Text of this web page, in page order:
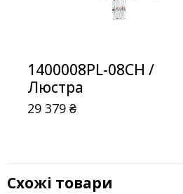
1400008PL-08CH /
Люстра
29 379₴
Схожі товари